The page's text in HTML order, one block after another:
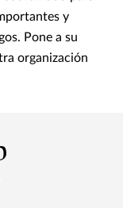
y
Pone a su
organización